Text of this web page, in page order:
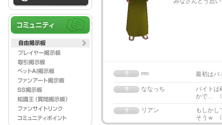
reo 最初はバ
ななっち
バイトは
かで…
リアン
もしかし
そうｗ